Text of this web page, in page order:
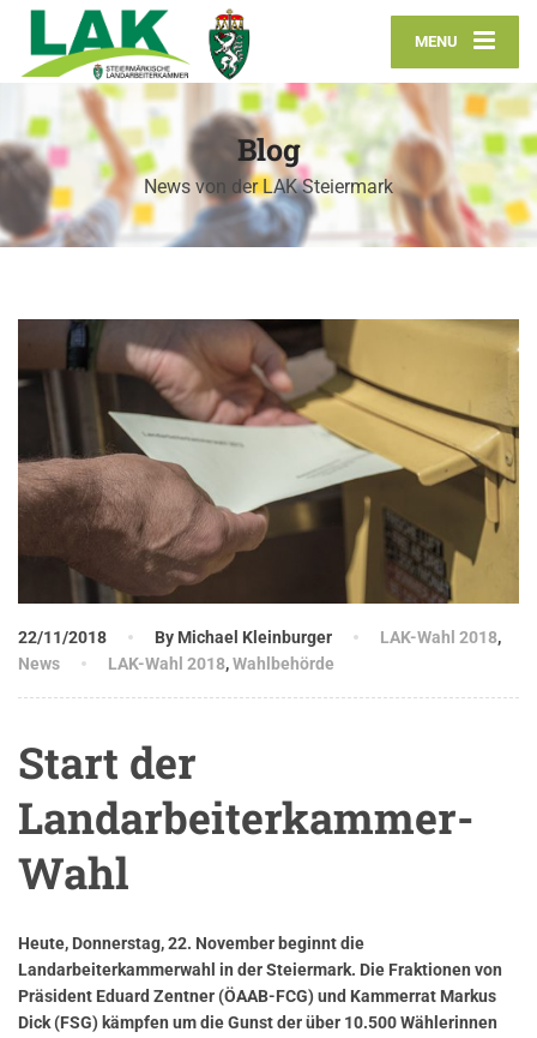
MENU
Blog
News von der LAK Steiermark
22/11/2018 By Michael Kleinburger LAK-Wahl 2018,
News
LAK-Wahl 2018,Wahlbehörde
Start der
Landarbeiterkammer-
Wahl
Heute, Donnerstag, 22. November beginnt die
Landarbeiterkammerwahl in der Steiermark. Die Fraktionen von
Präsident Eduard Zentner (ÖAAB-FCG) und Kammerrat Markus
Dick (FSG) kämpfen um die Gunst der über 10.500 Wählerinnen